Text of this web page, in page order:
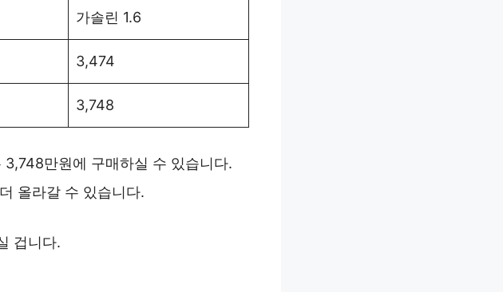
가솔린 1.6
3,474
3,748
만원에 구매하실 수 있습니다.
올라갈 수 있습니다.
겁니다.